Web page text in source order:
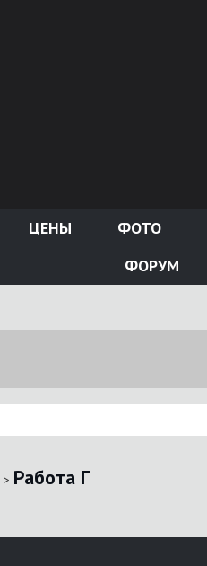
ЦЕНЫ ФОТО
ФОРУМ
> Работа Г